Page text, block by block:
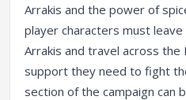
Arrakis and the power of
player characters must
Arrakis and travel across
support they need to fight
section of the campaign can